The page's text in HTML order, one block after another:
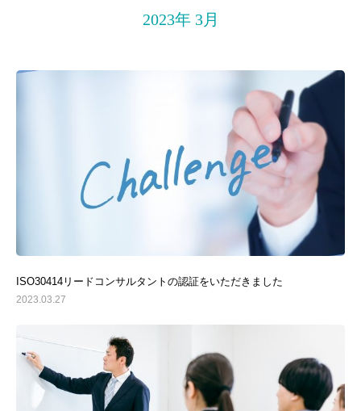
2023年 3月
ISO30414リードコンサルタントの認証をいただきました
2023.03.27